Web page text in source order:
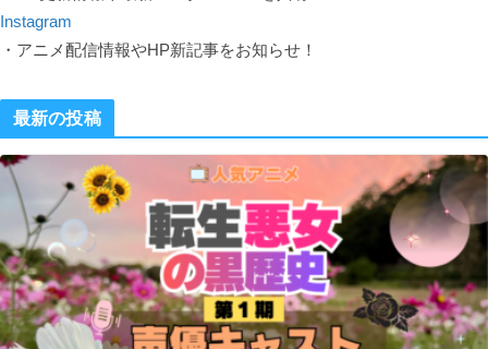
Instagram
・アニメ配信情報やHP新記事をお知らせ！
最新の投稿